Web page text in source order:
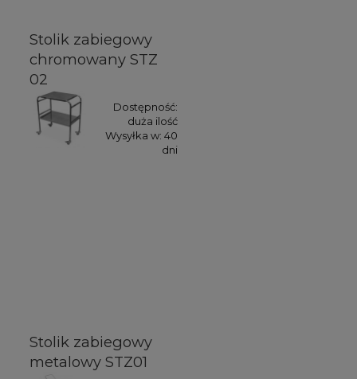
Stolik zabiegowy
chromowany STZ
02
Dostępność:
duża ilość
Wysyłka w: 40
dni
Stolik zabiegowy
metalowy STZ01